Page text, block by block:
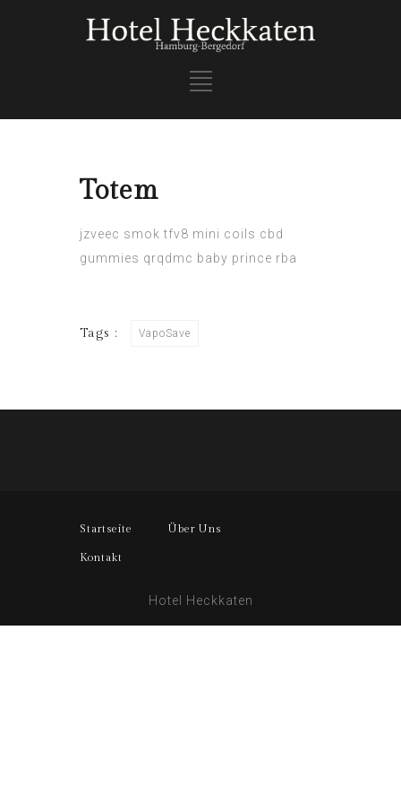
Totem
jzveec smok tfv8 mini coils cbd
gummies qrqdmc baby prince rba
Tags : VapoSave
Startseite Über Uns
Kontakt
Hotel Heckkaten